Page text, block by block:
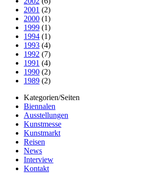
2001 (2)
2000 (1)
1999 (1)
1994 (1)
1993 (4)
1992 (7)
1991 (4)
1990 (2)
1989 (2)
Kategorien/Seiten
Biennalen
Ausstellungen
Kunstmesse
Kunstmarkt
Reisen
News
Interview
Kontakt